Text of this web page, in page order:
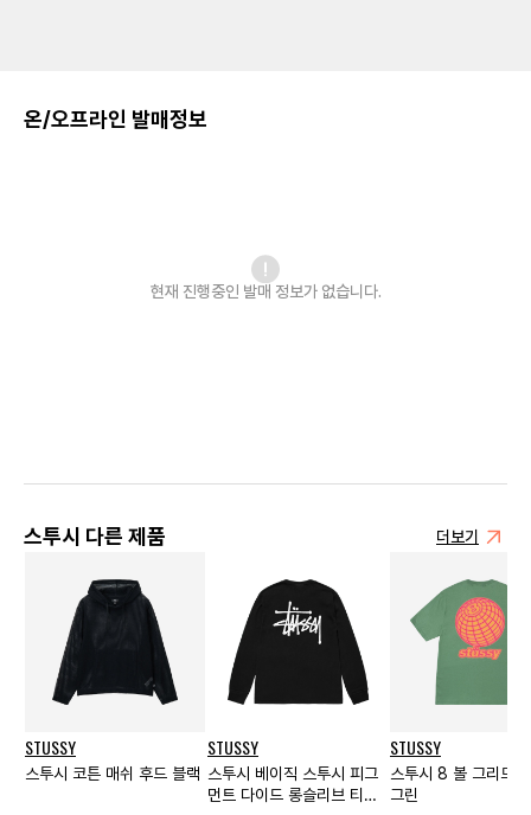
온/오프라인 발매정보
현재 진행중인 발매 정보가 없습니다.
스투시 다른 제품 더보기
STUSSY
스투시 코튼 매쉬 후드 블랙
STUSSY
스투시 베이직 스투시 피그
먼트 다이드 롱슬리브 티셔
STUSSY
스투시 8 볼 그리드
그린